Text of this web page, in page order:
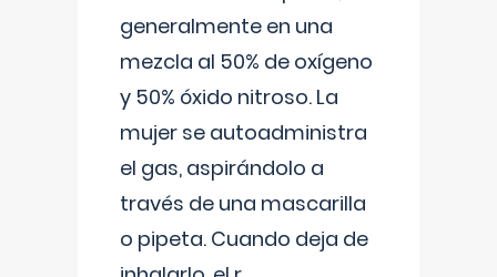
generalmente en una
mezcla al 50% de oxígeno
y 50% óxido nitroso. La
mujer se autoadministra
el gas, aspirándolo a
través de una mascarilla
o pipeta. Cuando deja de